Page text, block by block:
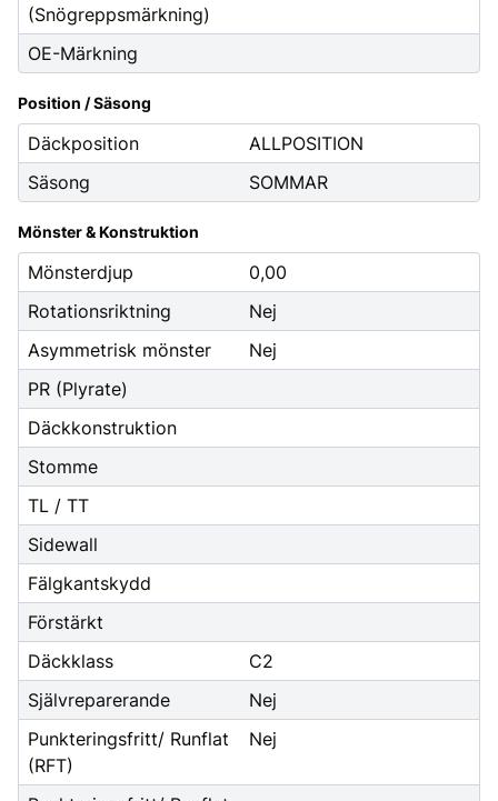
(Snögreppsmärkning)
OE-Märkning
Position / Säsong
Däckposition
ALLPOSITION
Säsong
SOMMAR
Mönster & Konstruktion
Mönsterdjup
0,00
Rotationsriktning
Nej
Asymmetrisk mönster
Nej
PR (Plyrate)
Däckkonstruktion
Stomme
TL / TT
Sidewall
Fälgkantskydd
Förstärkt
Däckklass
C2
Självreparerande
Nej
Punkteringsfritt/ Runflat
(RFT)
Nej